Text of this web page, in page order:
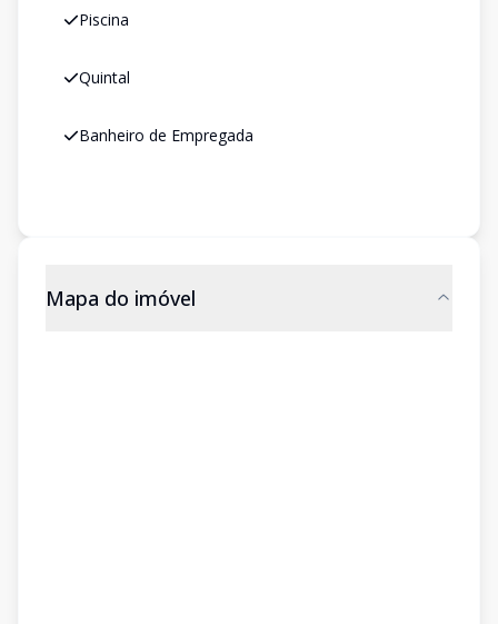
Piscina
Quintal
Banheiro de Empregada
Mapa do imóvel